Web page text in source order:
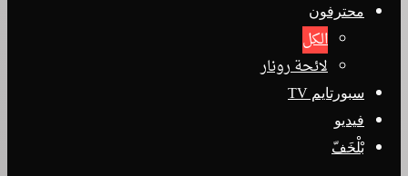
محترفون
الكل
لائحة رونار
سبورتايم TV
فيديو
بْلْخَفّ